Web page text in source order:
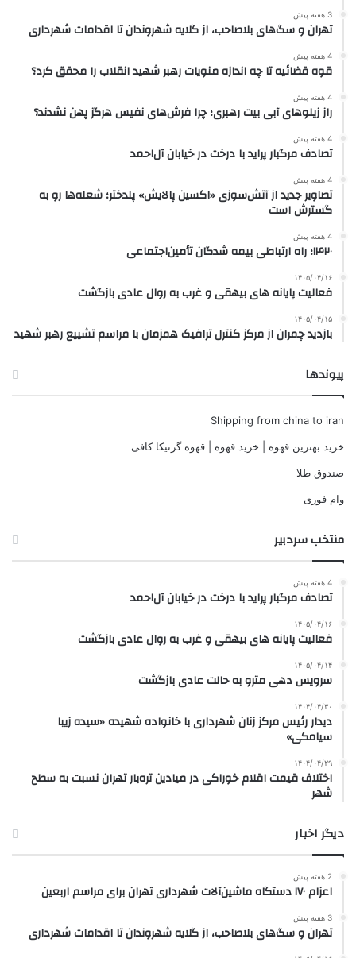
3 هفته پیش
تهران و سگ‌های بلاصاحب، از گلایه شهروندان تا اقدامات شهرداری
4 هفته پیش
قوه قضائیه تا چه اندازه منویات رهبر شهید انقلاب را محقق کرد؟
4 هفته پیش
راز زیلوهای آبی بیت رهبری؛ چرا فرش‌های نفیس هرگز پهن نشدند؟
4 هفته پیش
تصادف مرگبار پراید با درخت در خیابان آل‌احمد
4 هفته پیش
تصاویر جدید از آتش‌سوزی «اکسین پالایش» پلدختر؛ شعله‌ها رو به
گسترش است
4 هفته پیش
۱۴۲۰؛ راه ارتباطی بیمه شدگان تأمین‌اجتماعی
۱۴۰۵/۰۴/۱۶
فعالیت پایانه های بیهقی و غرب به روال عادی بازگشت
۱۴۰۵/۰۴/۱۵
بازدید چمران از مرکز کنترل ترافیک همزمان با مراسم تشییع رهبر شهید
پیوندها
Shipping from china to iran
خرید بهترین قهوه | خرید قهوه | قهوه گرنیکا کافی
صندوق طلا
وام فوری
منتخب سردبیر
4 هفته پیش
تصادف مرگبار پراید با درخت در خیابان آل‌احمد
۱۴۰۵/۰۴/۱۶
فعالیت پایانه های بیهقی و غرب به روال عادی بازگشت
۱۴۰۵/۰۴/۱۴
سرویس دهی مترو به حالت عادی بازگشت
۱۴۰۴/۰۴/۳۰
دیدار رئیس مرکز زنان شهرداری با خانواده شهیده «سیده زیبا
سیامکی»
۱۴۰۴/۰۴/۲۹
اختلاف قیمت اقلام خوراکی در میادین تره‌بار تهران نسبت به سطح
شهر
دیگر اخبار
2 هفته پیش
اعزام ۱۷۰ دستگاه ماشین‌آلات شهرداری تهران برای مراسم اربعین
3 هفته پیش
تهران و سگ‌های بلاصاحب، از گلایه شهروندان تا اقدامات شهرداری